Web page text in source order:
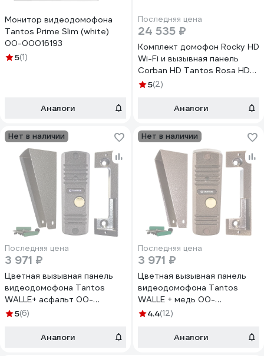
Монитор видеодомофона
Tantos Prime Slim (white)
00-00016193
5(1)
Аналоги
Последняя цена
24 535 ₽
Комплект домофон Rocky HD
Wi-Fi и вызывная панель
Corban HD Tantos Rosa HD
Wi-Fi Kit 00-00305912
5(2)
Аналоги
Нет в наличии
Последняя цена
3 971 ₽
Цветная вызывная панель
видеодомофона Tantos
WALLE+ асфальт 00-
00096750
5(6)
Аналоги
Нет в наличии
Последняя цена
3 971 ₽
Цветная вызывная панель
видеодомофона Tantos
WALLE + медь 00-
00096749
4.4(12)
Аналоги